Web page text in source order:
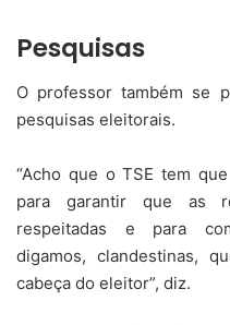
Pesquisas
O professor também se
pesquisas eleitorais.
“Acho que o TSE tem
para garantir que as
respeitadas e para
digamos, clandestinas,
cabeça do eleitor”, diz.